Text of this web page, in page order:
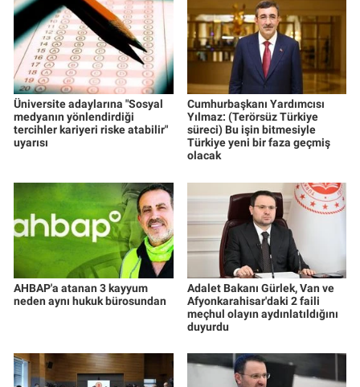
Üniversite adaylarına "Sosyal
medyanın yönlendirdiği
tercihler kariyeri riske atabilir"
uyarısı
Cumhurbaşkanı Yardımcısı
Yılmaz: (Terörsüz Türkiye
süreci) Bu işin bitmesiyle
Türkiye yeni bir faza geçmiş
olacak
AHBAP'a atanan 3 kayyum
neden aynı hukuk bürosundan
Adalet Bakanı Gürlek, Van ve
Afyonkarahisar'daki 2 faili
meçhul olayın aydınlatıldığını
duyurdu